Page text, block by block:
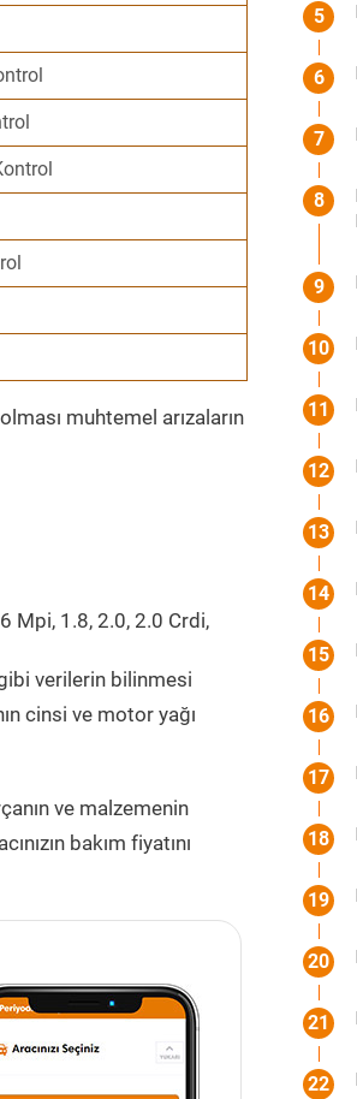
muhtemel arızaların
Mpi, 1.8, 2.0, 2.0 Crdi,
verilerin bilinmesi
cinsi ve motor yağı
ve malzemenin
bakım fiyatını
5
6
7
8
9
10
11
12
13
14
15
16
17
18
19
20
21
22